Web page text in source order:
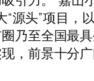
“源头”项目
乃至全国最
，前景十分广